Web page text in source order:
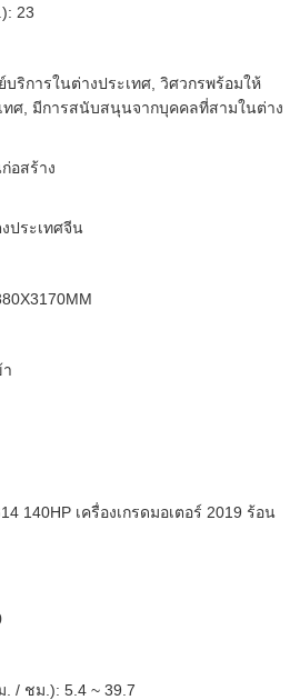
23
บริการในต่างประเทศ, วิศวกรพร้อมให้
ทศ, มีการสนับสนุนจากบุคคลที่สามในต่าง
อสร้าง
ระเทศจีน
140HP เครื่องเกรดมอเตอร์ 2019 ร้อน
. / ชม.): 5.4 ~ 39.7